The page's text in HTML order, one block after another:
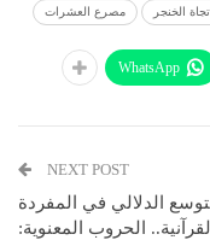
الخنجر مصرع العشرات
WhatsApp
NEXT POST
الدلالي في المفردة
القرآنية.. الحروب المعنوية: